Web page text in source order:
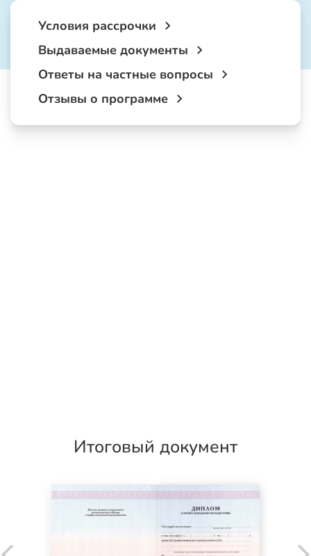
Условия рассрочки
Выдаваемые документы
Ответы на частные вопросы
Отзывы о программе
Итоговый документ